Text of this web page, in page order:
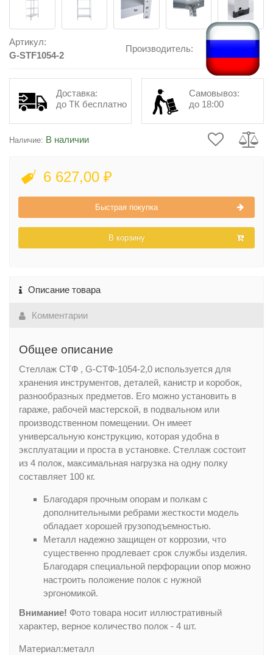
Артикул:
G-STF1054-2
Производитель:
Доставка:
до ТК бесплатно
Самовывоз:
до 18:00
Наличие: В наличии
6 627,00 ₽
Быстрая покупка
В корзину
Описание товара
Комментарии
Общее описание
Стеллаж СТФ , G-СТФ-1054-2,0 используется для
хранения инструментов, деталей, канистр и коробок,
разнообразных предметов. Его можно установить в
гараже, рабочей мастерской, в подвальном или
производственном помещении. Он имеет
универсальную конструкцию, которая удобна в
эксплуатации и проста в установке. Стеллаж состоит
из 4 полок, максимальная нагрузка на одну полку
составляет 100 кг.
Благодаря прочным опорам и полкам с
дополнительными ребрами жесткости модель
обладает хорошей грузоподъемностью.
Металл надежно защищен от коррозии, что
существенно продлевает срок службы изделия.
Благодаря специальной перфорации опор можно
настроить положение полок с нужной
эргономикой.
Внимание! Фото товара носит иллюстративный
характер, верное количество полок - 4 шт.
Материал:металл